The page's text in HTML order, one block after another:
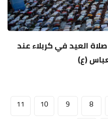
العيد في كربلاء عند
(ع)
8
9
10
11